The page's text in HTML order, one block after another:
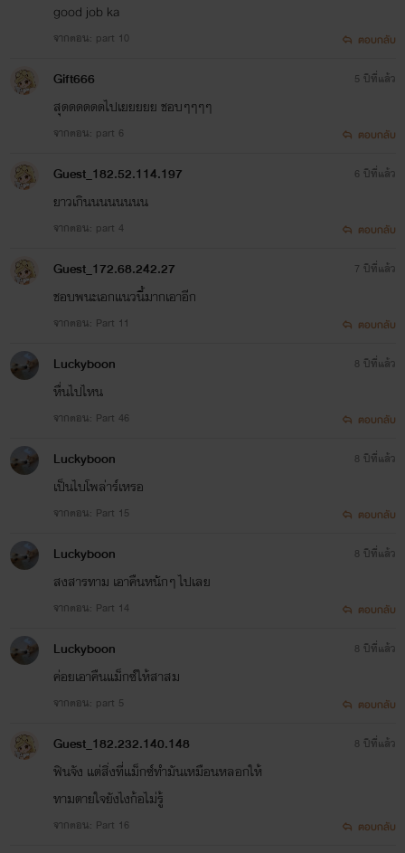
เซ็ต พันธะรัก
ซาตาน [ชาร์เซ็ตxการันต์]
:กำลังอัพ
เซ็ต พันธมิตรกับเซ็ตเมียกู
1.แวมไพร์ร้ายกระหายรัก
เซ็กส์! [ทวินxดีลxทาร์ต] :จบ
แล้ว
เซ็ต เมียกู มี4เรื่อง :รออัพ
นิยายอีโรติก
เซ็ต สวาทรักมาเฟีย
good job ka
จากตอน: part 10 ตอบกลับ
Gift666
สุดดดดดดไปเยยยยย ชอบๆๆๆๆ
จากตอน: part 6
5 ปีที่แล้ว
ตอบกลับ
Guest_182.52.114.197
ยาวเกินนนนนนนน
จากตอน: part 4
6 ปีที่แล้ว
ตอบกลับ
Guest_172.68.242.27
ชอบพนะเอกแนวนี้มากเอาอีก
จากตอน: Part 11
7 ปีที่แล้ว
ตอบกลับ
Luckyboon
หื่นไปไหน
จากตอน: Part 46
8 ปีที่แล้ว
ตอบกลับ
Luckyboon
เป็นไบโพล่าร์เหรอ
จากตอน: Part 15
8 ปีที่แล้ว
ตอบกลับ
Luckyboon
สงสารทาม เอาคืนหนักๆ ไปเลย
จากตอน: Part 14
8 ปีที่แล้ว
ตอบกลับ
Luckyboon
ค่อยเอาคืนแม็กซ์ให้สาสม
จากตอน: part 5
8 ปีที่แล้ว
ตอบกลับ
Guest_182.232.140.148
ฟินจัง แต่สิ่งที่แม็กซ์ทำมันเหมือนหลอกให้
ทามตายใจยังไงก้อไม่รู้
จากตอน: Part 16
8 ปีที่แล้ว
ตอบกลับ